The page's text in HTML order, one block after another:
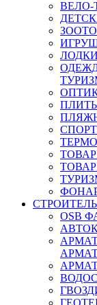
ВЕЛО-
OSB